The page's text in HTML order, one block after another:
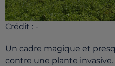
Crédit : -
Un cadre magique et
contre une plante